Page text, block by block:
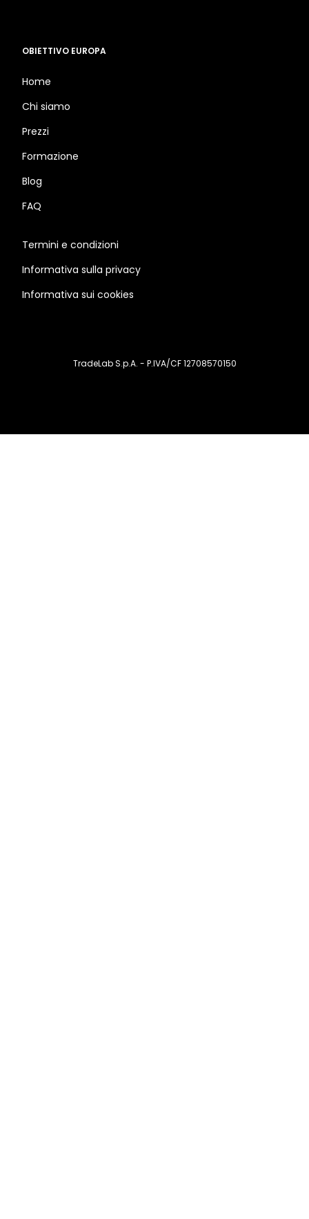
OBIETTIVO EUROPA
Home
Chi siamo
Prezzi
Formazione
Blog
FAQ
Termini e condizioni
Informativa sulla privacy
Informativa sui cookies
TradeLab S.p.A. - P.IVA/CF 12708570150